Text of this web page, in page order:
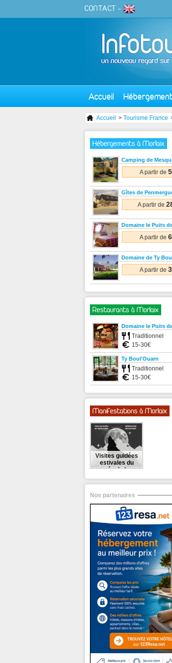
CONTACT -
Accueil
Accueil > Tourisme France
Hébergements à Morlaix
Camping de
A partir de
Gîtes de
A partir de
Domaine le Puits
A partir de
Domaine de Ty
A partir de
Restaurants à Morlaix
Domaine le Puits
Traditionnel
15-30€
Ty Boul'Ouarn
Traditionnel
15-30€
Manifestations à Morlaix
Visites guidées
estivales du
musée du Loup
Nos partenaires